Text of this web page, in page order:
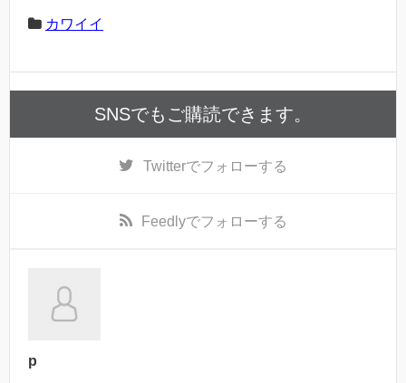
カワイイ
SNSでもご購読できます。
Twitterでフォローする
Feedlyでフォローする
p